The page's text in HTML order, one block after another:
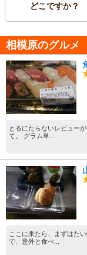
どこですか？
相模原のグルメ
とるにたらないレビュー
て。 グラム単...
ここに来たら、まずはた
で、意外と食べ...